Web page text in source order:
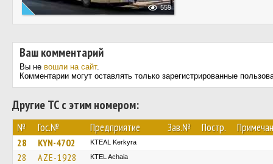
559
Ваш комментарий
Вы не вошли на сайт.
Комментарии могут оставлять только зарегистрированные
Другие ТС с этим номером:
№ Гос.№ Предприятие Зав.№ Постр.
28 KYN-4702 KTEAL Kerkyra
28 AZE-1928 KTEL Achaia